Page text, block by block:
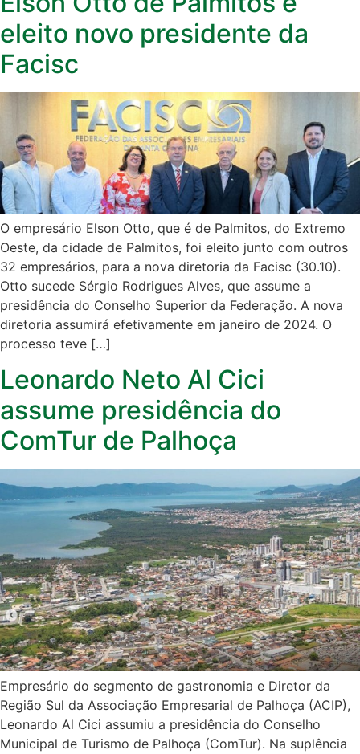
eleito novo presidente da
Facisc
O empresário Elson Otto, que é de Palmitos, do Extremo
Oeste, da cidade de Palmitos, foi eleito junto com outros
32 empresários, para a nova diretoria da Facisc (30.10).
Otto sucede Sérgio Rodrigues Alves, que assume a
presidência do Conselho Superior da Federação. A nova
diretoria assumirá efetivamente em janeiro de 2024. O
processo teve […]
Leonardo Neto Al Cici
assume presidência do
ComTur de Palhoça
Empresário do segmento de gastronomia e Diretor da
Região Sul da Associação Empresarial de Palhoça (ACIP),
Leonardo Al Cici assumiu a presidência do Conselho
Municipal de Turismo de Palhoça (ComTur). Na suplência